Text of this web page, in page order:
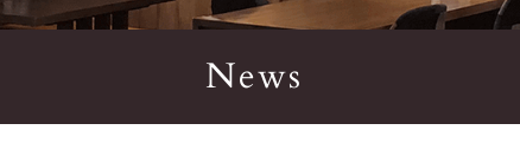
News